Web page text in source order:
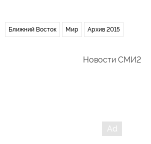
Ближний Восток Мир Архив 2015
Новости СМИ2